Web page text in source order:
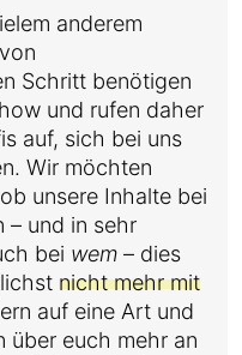
anderem
Schritt benötigen
und rufen daher
auf, sich bei uns
Wir möchten
unsere Inhalte bei
– und in sehr
bei wem – dies
nicht mehr mit
auf eine Art und
über euch mehr an